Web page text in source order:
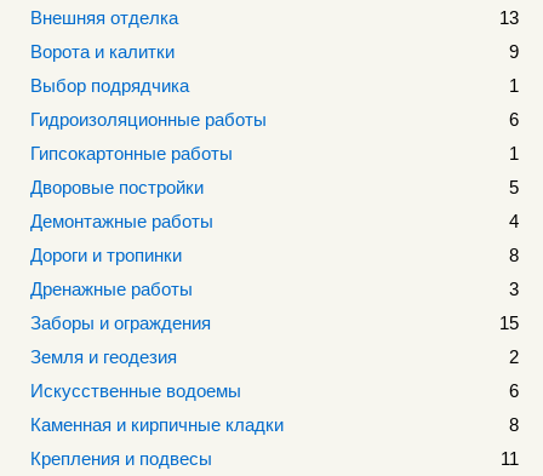
Внешняя отделка
13
Ворота и калитки
9
Выбор подрядчика
1
Гидроизоляционные работы
6
Гипсокартонные работы
1
Дворовые постройки
5
Демонтажные работы
4
Дороги и тропинки
8
Дренажные работы
3
Заборы и ограждения
15
Земля и геодезия
2
Искусственные водоемы
6
Каменная и кирпичные кладки
8
Крепления и подвесы
11